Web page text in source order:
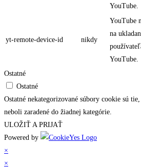
YouTube.
yt-remote-device-id nikdy
YouTube
na
YouTube.
Ostatné
Ostatné
Ostatné nekategorizované súbory cookie sú
neboli zaradené do žiadnej kategórie.
ULOŽIŤ A PRIJAŤ
Powered by
×
×